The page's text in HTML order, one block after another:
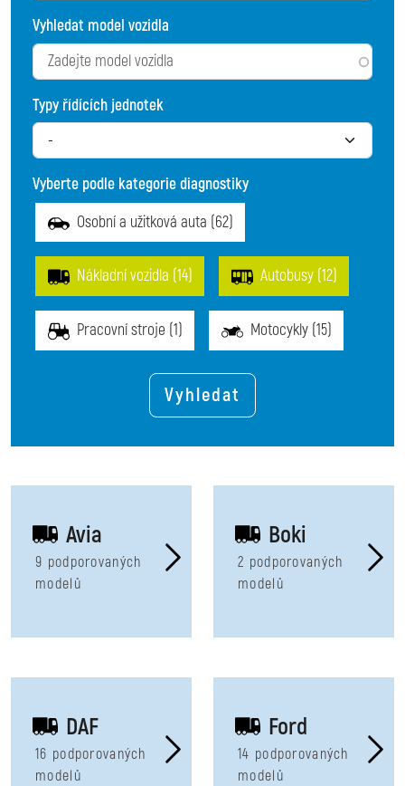
Vyhledat model vozidla
Typy řídících jednotek
Vyberte podle kategorie diagnostiky
Osobní a užitková auta (62)
Nákladní vozidla (14) Autobusy (12)
Pracovní stroje (1) Motocykly (15)
Avia
9 podporovaných
modelů
Boki
2 podporovaných
modelů
DAF
16 podporovaných
modelů
Ford
14 podporovaných
modelů